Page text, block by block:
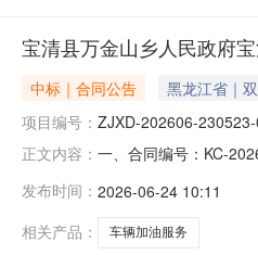
宝清县万金山乡人民政府
中标｜合同公告 黑龙江省｜
项目编号： ZJXD-202606-
正文内容： 一、合同编号：KC-
然气股份有限公司黑龙
发布时间： 2026-06-24 10:11
相关产品：
车辆加油服务